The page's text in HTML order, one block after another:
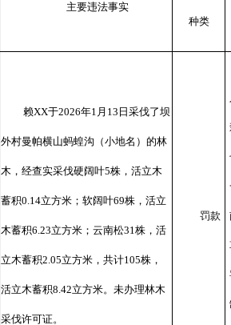
主要违法事实
种类
赖XX于2026年1月13日采伐了坝
外村曼帕横山蚂蝗沟（小地名）的林
木，经查实采伐硬阔叶5株，活立木
蓄积0.14立方米；软阔叶69株，活立
木蓄积6.23立方米；云南松31株，活
立木蓄积2.05立方米，共计105株，
活立木蓄积8.42立方米。未办理林木
采伐许可证。
罚款